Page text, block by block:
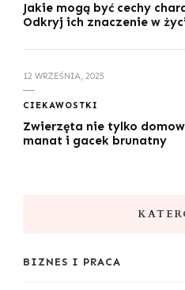
Jakie mogą być cechy
Odkryj ich znaczenie w
12 WRZEŚNIA, 2025
CIEKAWOSTKI
Zwierzęta nie tylko
manat i gacek brunatny
BIZNES I PRACA